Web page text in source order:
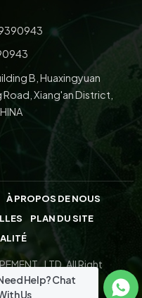
B, Huaxingyuan
Xiang'an District,
À PROPOS DE NOUS
PLAN DU SITE
LTD. All Right
Help? Chat
Us